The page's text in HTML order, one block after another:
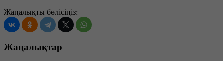
Жаңалықты бөлісіңіз:
Жаңалықтар